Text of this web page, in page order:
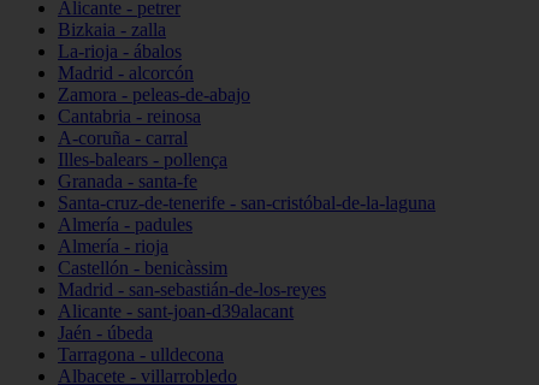
Alicante - petrer
Bizkaia - zalla
La-rioja - ábalos
Madrid - alcorcón
Zamora - peleas-de-abajo
Cantabria - reinosa
A-coruña - carral
Illes-balears - pollença
Granada - santa-fe
Santa-cruz-de-tenerife - san-cristóbal-de-la-laguna
Almería - padules
Almería - rioja
Castellón - benicàssim
Madrid - san-sebastián-de-los-reyes
Alicante - sant-joan-d39alacant
Jaén - úbeda
Tarragona - ulldecona
Albacete - villarrobledo